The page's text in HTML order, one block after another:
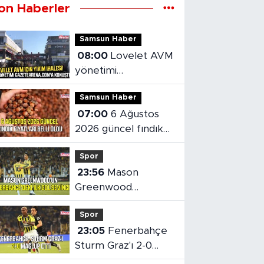
Haberler
Samsun Haber
08:00
yönetimi
gazetearena.com'a
konuştu
Samsun Haber
07:00 6 Ağustos
2026 güncel fındık
fiyatları belli oldu
Spor
23:56
Greenwood
Fenerbahçe'deki ilk
golünü attı
Spor
23:05
Sturm Graz'ı 2-0
Mağlup Etti